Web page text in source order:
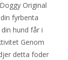
Original
fyrbenta
hund får i
Genom
detta foder